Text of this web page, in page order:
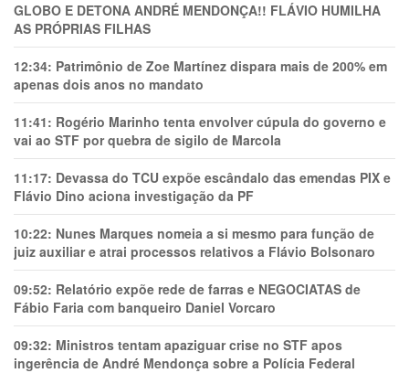
GLOBO E DETONA ANDRÉ MENDONÇA!! FLÁVIO HUMILHA
AS PRÓPRIAS FILHAS
12:34: Patrimônio de Zoe Martínez dispara mais de 200% em
apenas dois anos no mandato
11:41: Rogério Marinho tenta envolver cúpula do governo e
vai ao STF por quebra de sigilo de Marcola
11:17: Devassa do TCU expõe escândalo das emendas PIX e
Flávio Dino aciona investigação da PF
10:22: Nunes Marques nomeia a si mesmo para função de
juiz auxiliar e atrai processos relativos a Flávio Bolsonaro
09:52: Relatório expõe rede de farras e NEGOCIATAS de
Fábio Faria com banqueiro Daniel Vorcaro
09:32: Ministros tentam apaziguar crise no STF apos
ingerência de André Mendonça sobre a Polícia Federal